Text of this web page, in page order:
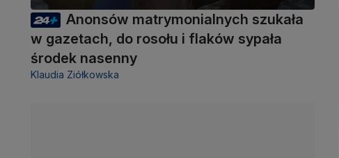
Anonsów matrymonialnych szukała
w gazetach, do rosołu i flaków sypała
środek nasenny
Klaudia Ziółkowska